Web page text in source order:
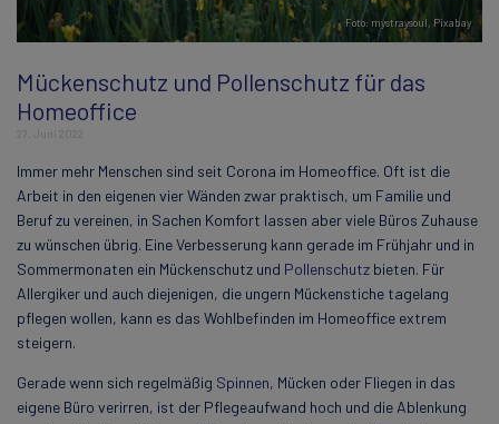
Foto: mystraysoul, Pixabay
Mückenschutz und Pollenschutz für das
Homeoffice
27. Juni 2022
Immer mehr Menschen sind seit Corona im Homeoffice. Oft ist die
Arbeit in den eigenen vier Wänden zwar praktisch, um Familie und
Beruf zu vereinen, in Sachen Komfort lassen aber viele Büros Zuhause
zu wünschen übrig. Eine Verbesserung kann gerade im Frühjahr und in
Sommermonaten ein Mückenschutz und Pollenschutz bieten. Für
Allergiker und auch diejenigen, die ungern Mückenstiche tagelang
pflegen wollen, kann es das Wohlbefinden im Homeoffice extrem
steigern.
Gerade wenn sich regelmäßig Spinnen, Mücken oder Fliegen in das
eigene Büro verirren, ist der Pflegeaufwand hoch und die Ablenkung